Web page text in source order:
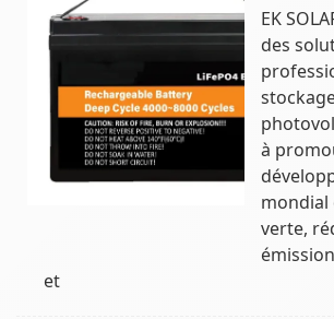
EK
des
à
mondial
verte,
et